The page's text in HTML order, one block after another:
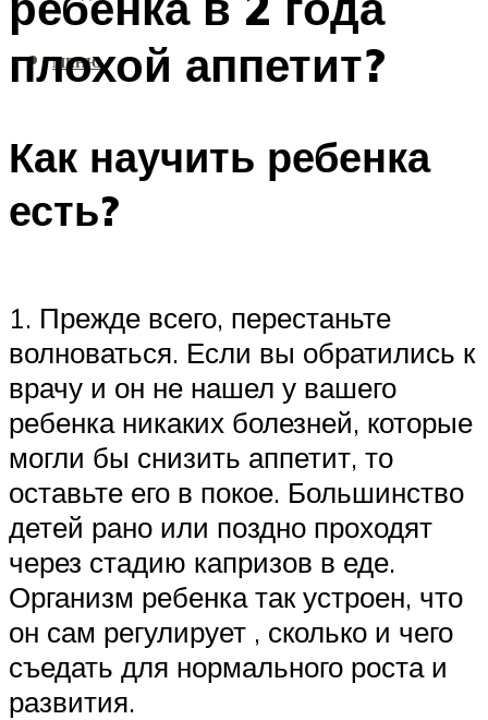
МЕНЮ
плохой аппетит?
Как научить ребенка
есть?
1. Прежде всего, перестаньте
волноваться. Если вы обратились к
врачу и он не нашел у вашего
ребенка никаких болезней, которые
могли бы снизить аппетит, то
оставьте его в покое. Большинство
детей рано или поздно проходят
через стадию капризов в еде.
Организм ребенка так устроен, что
он сам регулирует , сколько и чего
съедать для нормального роста и
развития.